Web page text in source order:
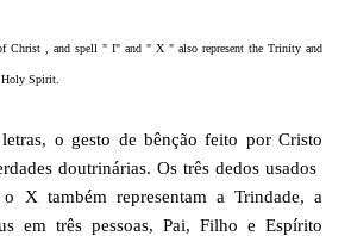
Christ , and spell " I" and " X " also represent the Trinity and
Spirit.
o gesto de bênção feito por Cristo
doutrinárias. Os três dedos usados
X também representam a Trindade, a
em três pessoas, Pai, Filho e Espírito